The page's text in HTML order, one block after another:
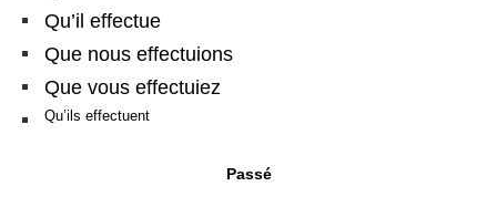
Qu’il effectue
Que nous effectuions
Que vous effectuiez
Qu’ils effectuent
Passé